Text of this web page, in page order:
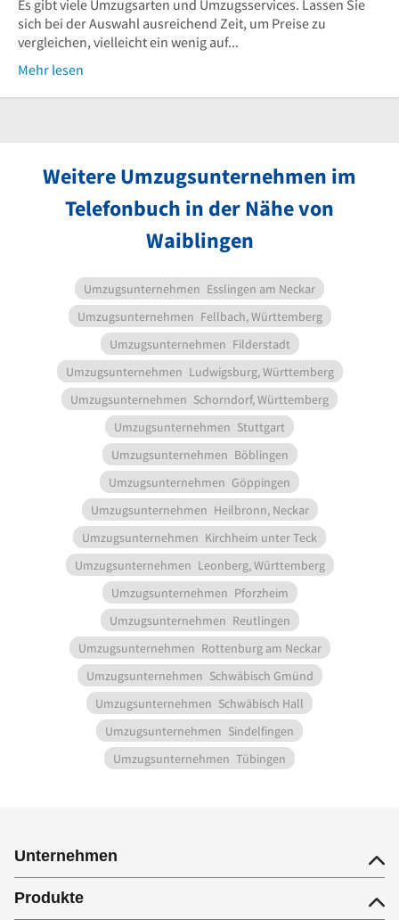
Es gibt viele Umzugsarten und Umzugsservices. Lassen Sie
sich bei der Auswahl ausreichend Zeit, um Preise zu
vergleichen, vielleicht ein wenig auf...
Mehr lesen
Weitere Umzugsunternehmen im
Telefonbuch in der Nähe von
Waiblingen
Umzugsunternehmen Esslingen am Neckar
Umzugsunternehmen Fellbach, Württemberg
Umzugsunternehmen Filderstadt
Umzugsunternehmen Ludwigsburg, Württemberg
Umzugsunternehmen Schorndorf, Württemberg
Umzugsunternehmen Stuttgart
Umzugsunternehmen Böblingen
Umzugsunternehmen Göppingen
Umzugsunternehmen Heilbronn, Neckar
Umzugsunternehmen Kirchheim unter Teck
Umzugsunternehmen Leonberg, Württemberg
Umzugsunternehmen Pforzheim
Umzugsunternehmen Reutlingen
Umzugsunternehmen Rottenburg am Neckar
Umzugsunternehmen Schwäbisch Gmünd
Umzugsunternehmen Schwäbisch Hall
Umzugsunternehmen Sindelfingen
Umzugsunternehmen Tübingen
Unternehmen
Produkte